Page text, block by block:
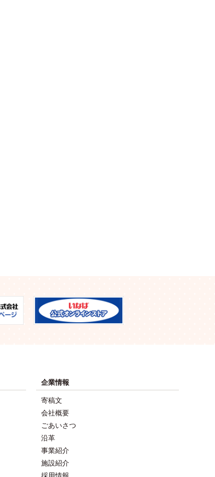
企業情報
寄稿文
会社概要
ごあいさつ
沿革
事業紹介
施設紹介